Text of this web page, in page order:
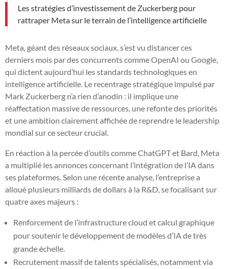
Les stratégies d’investissement de Zuckerberg pour
rattraper Meta sur le terrain de l’intelligence artificielle
Meta, géant des réseaux sociaux, s’est vu distancer ces
derniers mois par des concurrents comme OpenAI ou Google,
qui dictent aujourd’hui les standards technologiques en
intelligence artificielle. Le recentrage stratégique impulsé par
Mark Zuckerberg n’a rien d’anodin : il implique une
réaffectation massive de ressources, une refonte des priorités
et une ambition clairement affichée de reprendre le leadership
mondial sur ce secteur crucial.
En réaction à la percée d’outils comme ChatGPT et Bard, Meta
a multiplié les annonces concernant l’intégration de l’IA dans
ses plateformes. Selon une récente analyse, l’entreprise a
alloué plusieurs milliards de dollars à la R&D, se focalisant sur
quatre axes majeurs :
Renforcement de l’infrastructure cloud et calcul graphique
pour soutenir le développement de modèles d’IA de très
grande échelle.
Recrutement massif de talents spécialisés, notamment via